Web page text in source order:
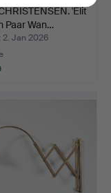
'Elit
Paar Wan…
2. Jan 2026